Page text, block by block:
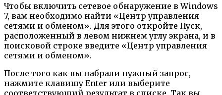
Чтобы включить сетевое обнаружение в Windows
7, вам необходимо найти «Центр управления
сетями и обменом». Для этого откройте Пуск,
расположенный в левом нижнем углу экрана, и в
поисковой строке введите «Центр управления
сетями и обменом».
После того как вы набрали нужный запрос,
нажмите клавишу Enter или выберите
соответствующий результат в списке. Так вы